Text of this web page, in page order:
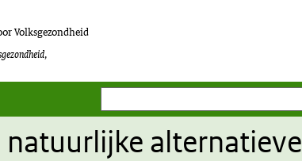
Volksgezondheid
Zoeken
alternatieve